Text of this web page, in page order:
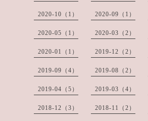
2020-10（1） 2020-09（1）
2020-05（1） 2020-03（2）
2020-01（1） 2019-12（2）
2019-09（4） 2019-08（2）
2019-04（5） 2019-03（4）
2018-12（3） 2018-11（2）